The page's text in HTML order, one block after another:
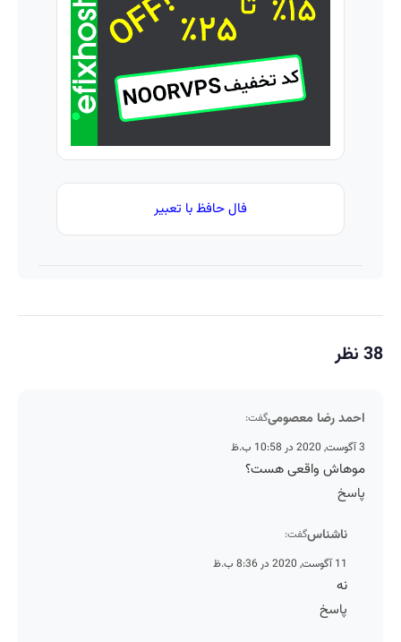
بفروش*فقط
ماندگاری
شو
پاسخ
به یک
تماس
فال حافظ با تعبیر
38 نظر
احمد رضا معصومیگفت:
3 آگوست, 2020 در 10:58 ب.ظ
موهاش واقعی هست؟
پاسخ
ناشناسگفت:
11 آگوست, 2020 در 8:36 ب.ظ
نه
پاسخ